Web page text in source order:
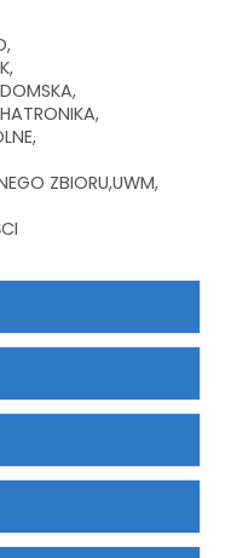
ZBIORU UWM